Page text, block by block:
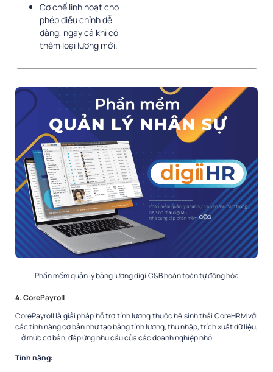
Cơ chế linh hoạt cho
phép điều chỉnh dễ
dàng, ngay cả khi có
thêm loại lương mới.
Phần mềm quản lý bảng lương digiiC&B hoàn toàn tự động hóa
4. CorePayroll
CorePayroll là giải pháp hỗ trợ tính lương thuộc hệ sinh thái CoreHRM với
các tính năng cơ bản như tạo bảng tính lương, thu nhập, trích xuất dữ liệu,
… ở mức cơ bản, đáp ứng nhu cầu của các doanh nghiệp nhỏ.
Tính năng: